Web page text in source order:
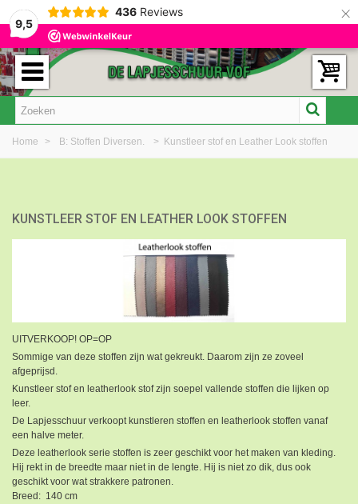
9,5
436 Reviews ×
Home > B: Stoffen Diversen. > Kunstleer stof en Leather Look stoffen
KUNSTLEER STOF EN LEATHER LOOK STOFFEN
UITVERKOOP! OP=OP
Sommige van deze stoffen zijn wat gekreukt. Daarom zijn ze zoveel
afgeprijsd.
Kunstleer stof en leatherlook stof zijn soepel vallende stoffen die lijken op
leer.
De Lapjesschuur verkoopt kunstleren stoffen en leatherlook stoffen vanaf
een halve meter.
Deze leatherlook serie stoffen is zeer geschikt voor het maken van kleding.
Hij rekt in de breedte maar niet in de lengte. Hij is niet zo dik, dus ook
geschikt voor wat strakkere patronen.
Breed: 140 cm